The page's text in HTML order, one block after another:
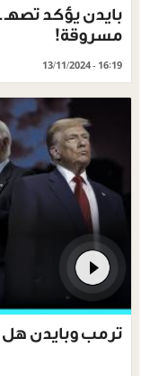
بايدن يؤكد
مسروقة!
13/11/2024 - 16:19
ترمب وبايدن